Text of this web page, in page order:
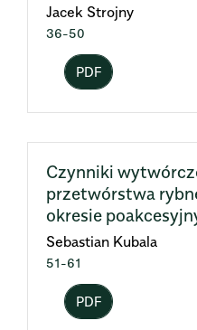
Jacek Strojny
36-50
PDF
Czynniki
przetwórstwa
okresie
Sebastian Kubala
51-61
PDF